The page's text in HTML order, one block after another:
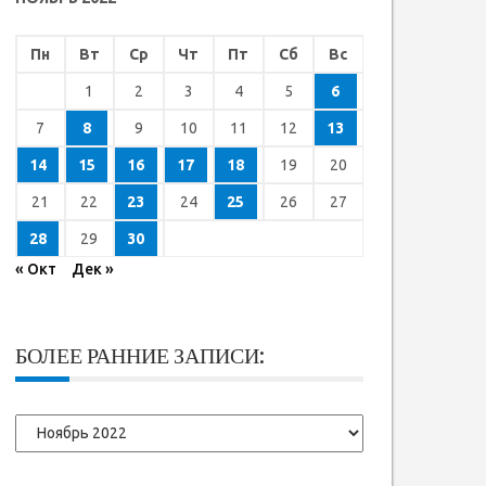
Пн Вт Ср Чт Пт Сб Вс
1 2 3 4 5 6
7 8 9 10 11 12 13
14 15 16 17 18 19 20
21 22 23 24 25 26 27
28 29
30
« Окт
Дек »
БОЛЕЕ РАННИЕ ЗАПИСИ:
Более
ранние